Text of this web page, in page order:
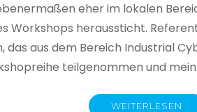
eher im lokalen
Workshops heraussticht.
das aus dem Bereich Industrial
teilgenommen und
WEITERLESEN